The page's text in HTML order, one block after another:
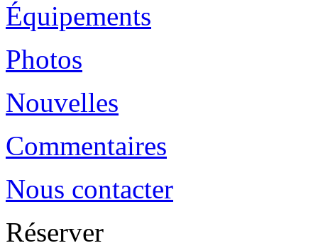
Équipements
Photos
Nouvelles
Commentaires
Nous contacter
Réserver